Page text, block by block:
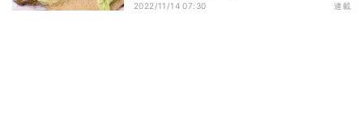
2022/11/14 07:30 連載